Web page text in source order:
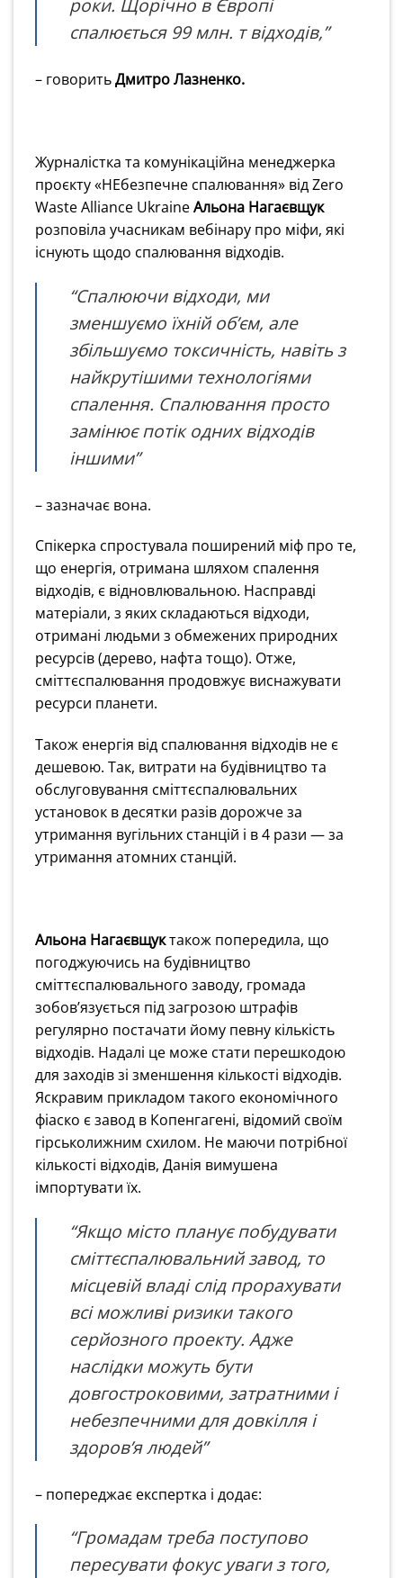
роки. Щорічно в Європі
спалюється 99 млн. т відходів,”
– говоритьДмитро Лазненко.
Журналістка та комунікаційна менеджерка
проєкту «НЕбезпечне спалювання» від Zero
Waste Alliance UkraineАльона Нагаєвщук
розповіла учасникам вебінару про міфи, які
існують щодо спалювання відходів.
“Спалюючи відходи, ми
зменшуємо їхній об’єм, але
збільшуємо токсичність, навіть з
найкрутішими технологіями
спалення. Спалювання просто
замінює потік одних відходів
іншими”
– зазначає вона.
Спікерка спростувала поширений міф про те,
що енергія, отримана шляхом спалення
відходів, є відновлювальною. Насправді
матеріали, з яких складаються відходи,
отримані людьми з обмежених природних
ресурсів (дерево, нафта тощо). Отже,
сміттєспалювання продовжує виснажувати
ресурси планети.
Також енергія від спалювання відходів не є
дешевою. Так, витрати на будівництво та
обслуговування сміттєспалювальних
установок в десятки разів дорожче за
утримання вугільних станцій і в 4 рази — за
утримання атомних станцій.
Альона Нагаєвщуктакож попередила, що
погоджуючись на будівництво
сміттєспалювального заводу, громада
зобов’язується під загрозою штрафів
регулярно постачати йому певну кількість
відходів. Надалі це може стати перешкодою
для заходів зі зменшення кількості відходів.
Яскравим прикладом такого економічного
фіаско є завод в Копенгагені, відомий своїм
гірськолижним схилом. Не маючи потрібної
кількості відходів, Данія вимушена
імпортувати їх.
“Якщо місто планує побудувати
сміттєспалювальний завод, то
місцевій владі слід прорахувати
всі можливі ризики такого
серйозного проекту. Адже
наслідки можуть бути
довгостроковими, затратними і
небезпечними для довкілля і
здоров’я людей”
– попереджає експертка і додає:
“Громадам треба поступово
пересувати фокус уваги з того,